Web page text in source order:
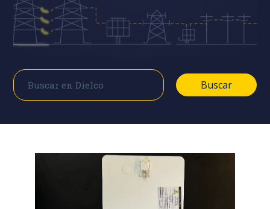
Buscar
Buscar
Buscar